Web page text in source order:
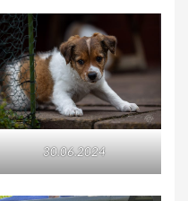
30.06.2024